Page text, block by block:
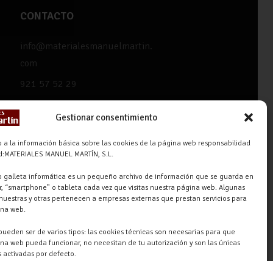
Gestionar consentimiento
a la información básica sobre las cookies de la página web responsabilidad
MANUEL MARTÍN, S.L.
galleta informática es un pequeño archivo de información que se guarda en
“smartphone” o tableta cada vez que visitas nuestra página web. Algunas
y otras pertenecen a empresas externas que prestan servicios para
web.
ser de varios tipos: las cookies técnicas son necesarias para que
web pueda funcionar, no necesitan de tu autorización y son las únicas
activadas por defecto.
CONTACTO
info@materialesmanuelmartin.
com
921 57 52 29
Turégano-Navas de Oro, 47,
40280 Navalmanzano, Segovia,
ESPAÑA